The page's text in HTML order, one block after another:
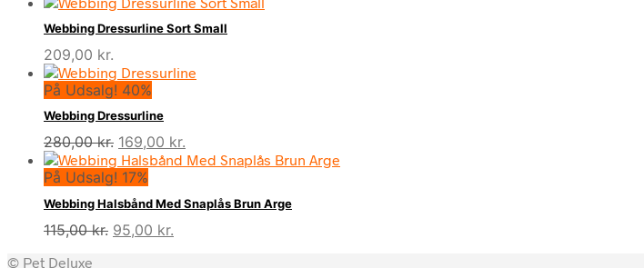
Webbing Dressurline Sort Small
209,00 kr.
På Udsalg! 40%
Webbing Dressurline
280,00kr. Den
oprindelige
pris
var:
280,00 kr..
169,00 kr.
aktuelle
er:
169,00 kr..
På Udsalg! 17%
Webbing Halsbånd Med Snaplås Brun Arge
115,00kr. Den
95,00 kr.
© Pet Deluxe